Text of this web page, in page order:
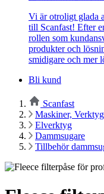
Vi är otroligt glada
till Scanfast! Efter
rollen som
produkter och
smidigare och mer
Bli kund
Scanfast
Maskiner,
Elverktyg
Dammsugare
Tillbehör